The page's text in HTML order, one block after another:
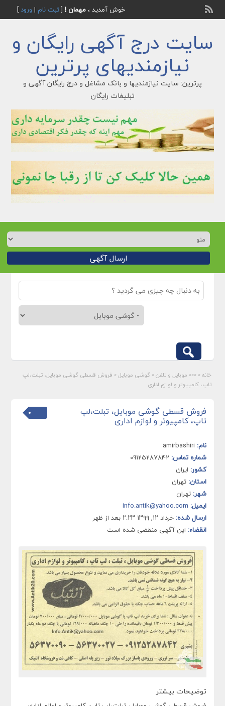
خوش آمدید ، مهمان ![ثبت نام | ورود]
سایت درج آگهی رایگان و
نیازمندیهای پرترین
پرترین: سایت نیازمندیها و بانک مشاغل و درج رایگان آگهی و
تبلیغات رایگان
ارسال آگهی
خانه » »»» موبایل و تلفن » گوشی موبایل » فروش قسطی گوشی موبایل، تبلت،لپ
تاپ، کامپیوتر و لوازم اداری
فروش قسطی گوشی موبایل، تبلت،لپ
تاپ، کامپیوتر و لوازم اداری
نام: amirbashiri
شماره تماس:
کشور: ایران
استان: تهران
شهر: تهران
ایمیل: info.antik@yahoo.com
ارسال شده: خرداد ۱۲, ۱۳۹۹ ۲:۲۳ بعد از ظهر
انقضاء: این آگهی منقضی شده است
توضیحات بیشتر